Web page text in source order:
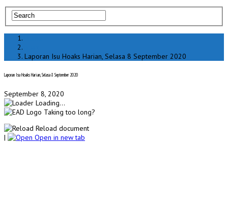
Laporan Isu Hoaks Harian, Selasa 8 September 2020
Laporan Isu Hoaks Harian, Selasa 8 September 2020
September 8, 2020
Loading...
Taking too long?
Reload document
|
Open in new tab